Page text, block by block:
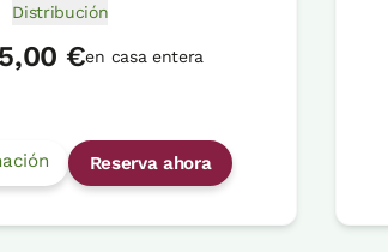
Distribución
€en casa entera
Reserva ahora